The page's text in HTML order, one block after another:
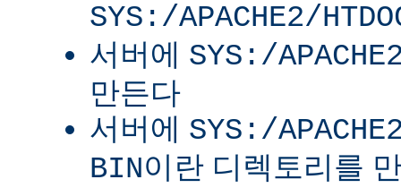
SYS:/APACHE2/
서버에 SYS:/
만든다
서버에 SYS:/
BIN이란 디렉토리를